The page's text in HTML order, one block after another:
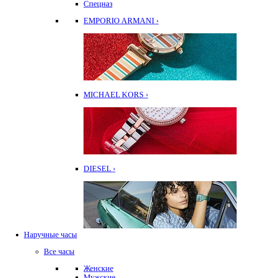
Спецназ
EMPORIO ARMANI ›
MICHAEL KORS ›
DIESEL ›
Наручные часы
Все часы
Женские